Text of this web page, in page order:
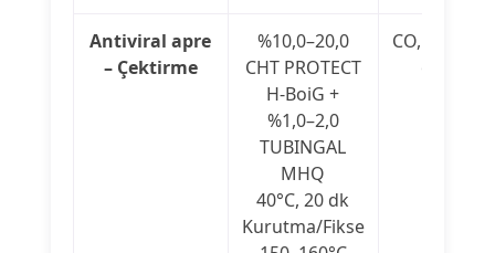
Antiviral apre
– Çektirme
%10,0–20,0
CHT PROTECT
H-BoiG +
%1,0–2,0
TUBINGAL
MHQ
40°C, 20 dk
Kurutma/Fikse
CO, PES,